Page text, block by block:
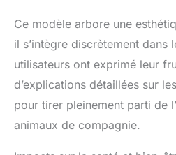
Ce modèle arbore une
il s’intègre discrètement
utilisateurs ont exprimé leur
d’explications détaillées sur
pour tirer pleinement parti de
animaux de compagnie.